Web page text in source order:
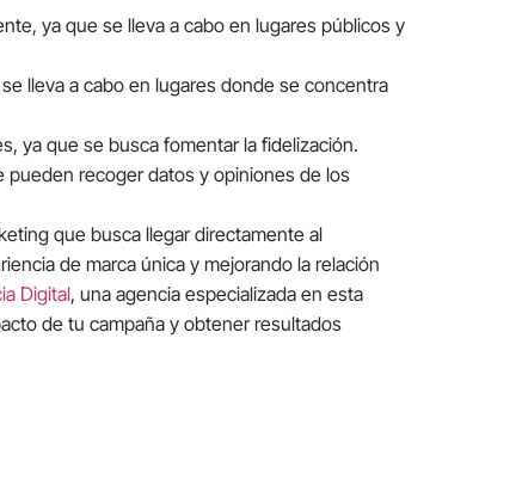
ya que se lleva a cabo en lugares públicos y
lleva a cabo en lugares donde se concentra
ya que se busca fomentar la fidelización.
pueden recoger datos y opiniones de los
que busca llegar directamente al
de marca única y mejorando la relación
Digital, una agencia especializada en esta
de tu campaña y obtener resultados